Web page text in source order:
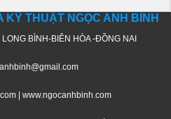
KỸ THUẬT NGỌC ANH BÌNH
BÌNH-BIÊN HÒA -ĐỒNG NAI
| www.ngocanhbinh.com